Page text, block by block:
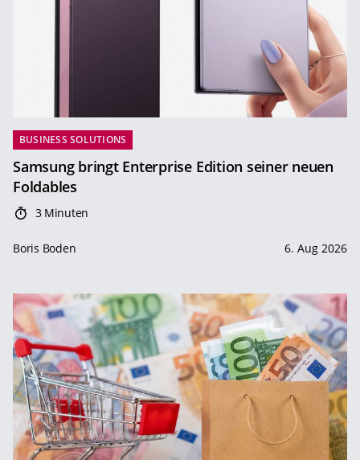
BUSINESS SOLUTIONS
Samsung bringt Enterprise Edition seiner neuen
Foldables
3 Minuten
Boris Boden 6. Aug 2026